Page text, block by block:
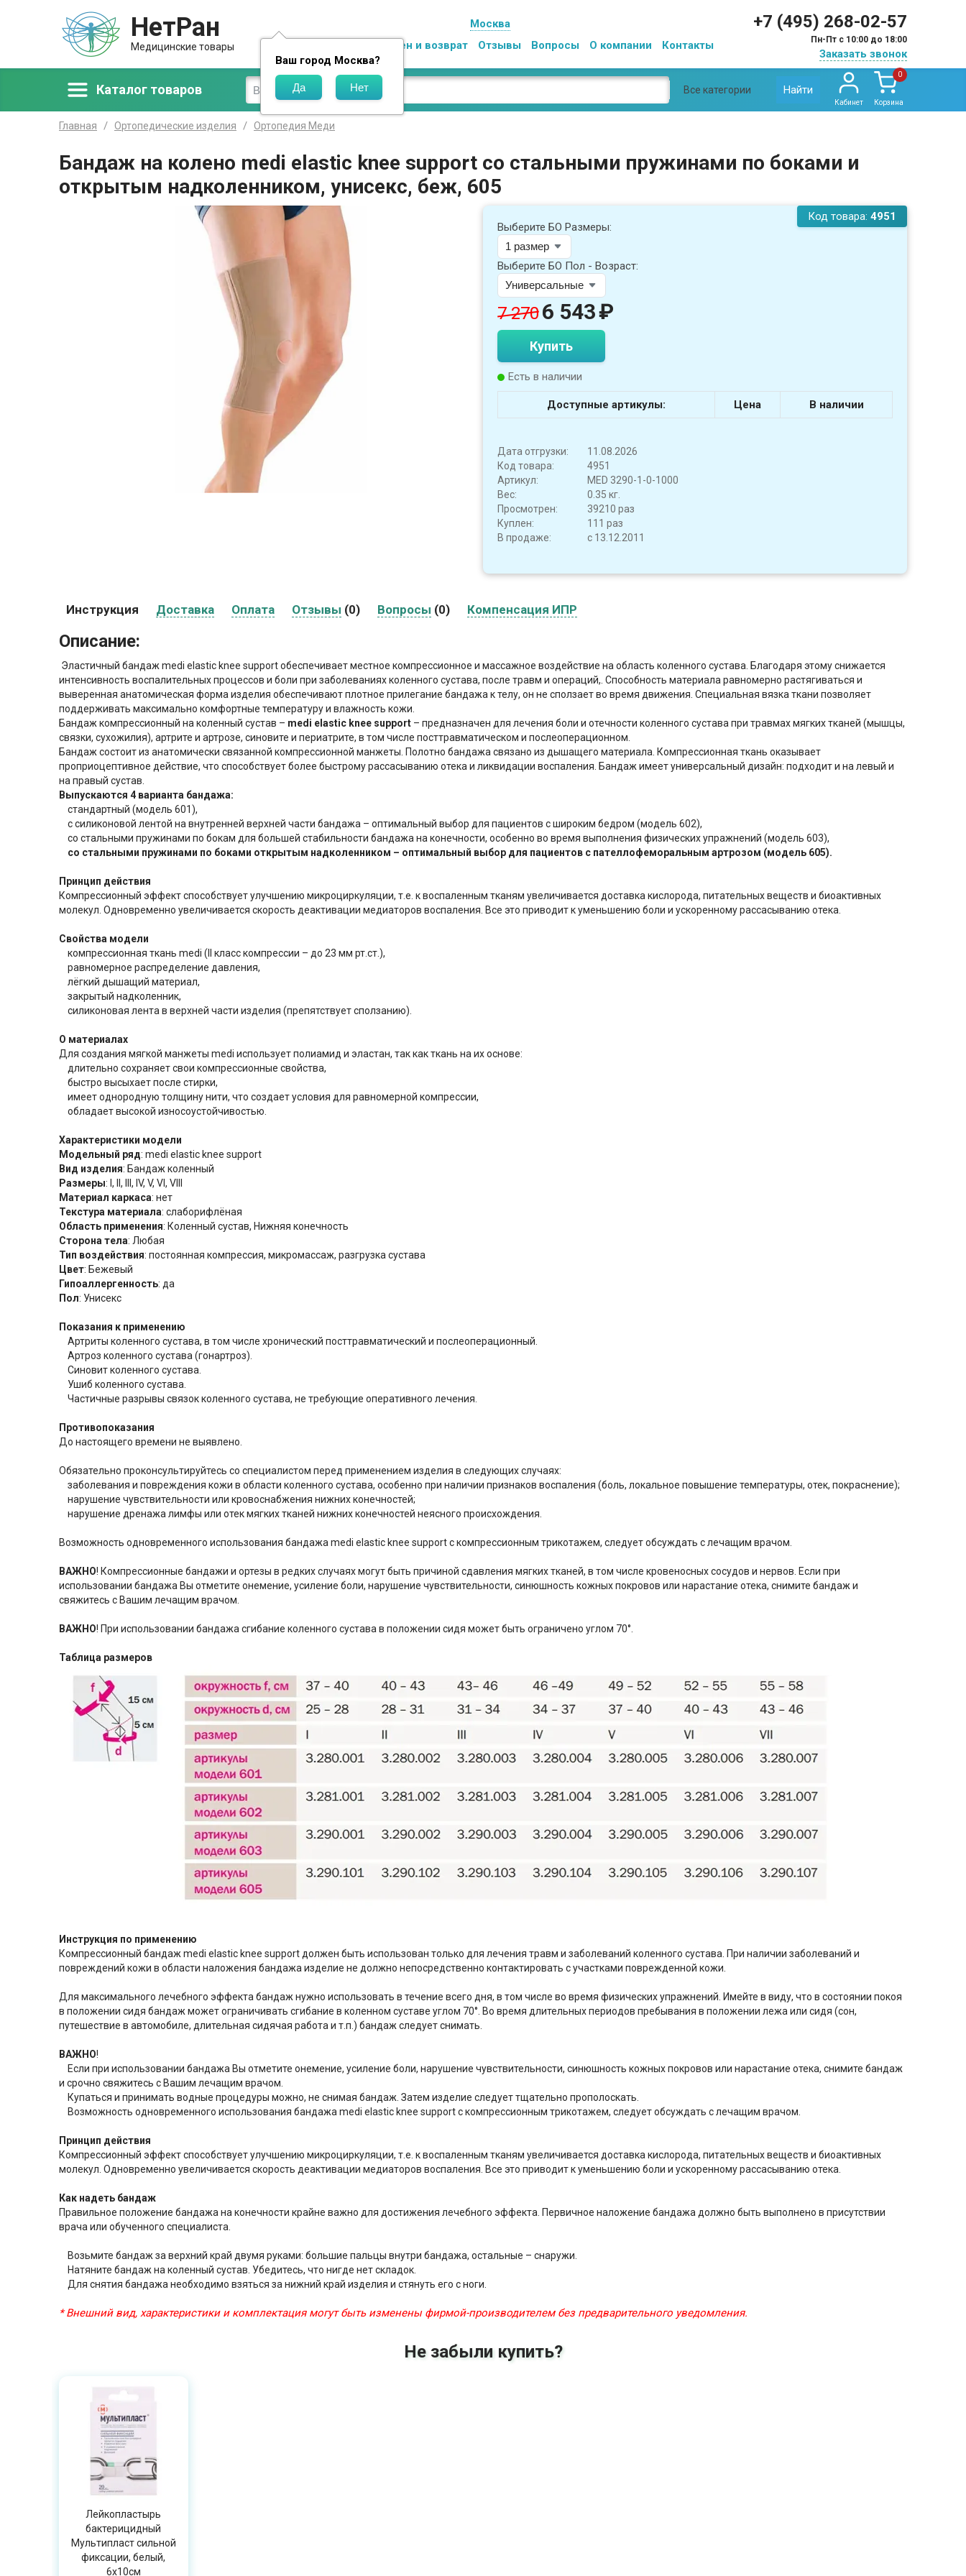
НетРан
Медицинские товары
Москва
Ваш город Москва?
Обмен и возврат Отзывы Вопросы О компании Контакты
+7 (495) 268-02-57
Пн-Пт с 10:00 до 18:00
Заказать звонок
Каталог товаров Все категории Найти
Кабинет
0
Корзина
Главная Ортопедические изделия Ортопедия Меди
Бандаж на колено medi elastic knee support со стальными пружинами по боками и
открытым надколенником, унисекс, беж, 605
Код товара: 4951
Выберите БО Размеры:
Выберите БО Пол - Возраст:
7 2706 543₽
Купить
Есть в наличии
Доступные артикулы: Цена В наличии
Дата отгрузки:
11.08.2026
Код товара:
4951
Артикул:
MED 3290-1-0-1000
Вес:
0.35 кг.
Просмотрен:
39210 раз
Куплен:
111 раз
В продаже:
с 13.12.2011
Инструкция Доставка Оплата Отзывы (0) Вопросы (0) Компенсация ИПР
Описание:
Эластичный бандаж medi elastic knee support обеспечивает местное компрессионное и массажное воздействие на область коленного сустава. Благодаря этому снижается
интенсивность воспалительных процессов и боли при заболеваниях коленного сустава, после травм и операций,. Способность материала равномерно растягиваться и
выверенная анатомическая форма изделия обеспечивают плотное прилегание бандажа к телу, он не сползает во время движения. Специальная вязка ткани позволяет
поддерживать максимально комфортные температуру и влажность кожи.
Бандаж компрессионный на коленный сустав – medi elastic knee support – предназначен для лечения боли и отечности коленного сустава при травмах мягких тканей (мышцы,
связки, сухожилия), артрите и артрозе, синовите и периатрите, в том числе посттравматическом и послеоперационном.
Бандаж состоит из анатомически связанной компрессионной манжеты. Полотно бандажа связано из дышащего материала. Компрессионная ткань оказывает
проприоцептивное действие, что способствует более быстрому рассасыванию отека и ликвидации воспаления. Бандаж имеет универсальный дизайн: подходит и на левый и
на правый сустав.
Выпускаются 4 варианта бандажа:
стандартный (модель 601),
с силиконовой лентой на внутренней верхней части бандажа – оптимальный выбор для пациентов с широким бедром (модель 602),
со стальными пружинами по бокам для большей стабильности бандажа на конечности, особенно во время выполнения физических упражнений (модель 603),
со стальными пружинами по боками открытым надколенником – оптимальный выбор для пациентов с пателлофеморальным артрозом (модель 605).
Принцип действия
Компрессионный эффект способствует улучшению микроциркуляции, т.е. к воспаленным тканям увеличивается доставка кислорода, питательных веществ и биоактивных
молекул. Одновременно увеличивается скорость деактивации медиаторов воспаления. Все это приводит к уменьшению боли и ускоренному рассасыванию отека.
Свойства модели
компрессионная ткань medi (II класс компрессии – до 23 мм рт.ст.),
равномерное распределение давления,
лёгкий дышащий материал,
закрытый надколенник,
силиконовая лента в верхней части изделия (препятствует сползанию).
О материалах
Для создания мягкой манжеты medi использует полиамид и эластан, так как ткань на их основе:
длительно сохраняет свои компрессионные свойства,
быстро высыхает после стирки,
имеет однородную толщину нити, что создает условия для равномерной компрессии,
обладает высокой износоустойчивостью.
Характеристики модели
Модельный ряд: medi elastic knee support
Вид изделия: Бандаж коленный
Размеры: I, II, III, IV, V, VI, VIII
Материал каркаса: нет
Текстура материала: слаборифлёная
Область применения: Коленный сустав, Нижняя конечность
Сторона тела: Любая
Тип воздействия: постоянная компрессия, микромассаж, разгрузка сустава
Цвет: Бежевый
Гипоаллергенность: да
Пол: Унисекс
Показания к применению
Артриты коленного сустава, в том числе хронический посттравматический и послеоперационный.
Артроз коленного сустава (гонартроз).
Синовит коленного сустава.
Ушиб коленного сустава.
Частичные разрывы связок коленного сустава, не требующие оперативного лечения.
Противопоказания
До настоящего времени не выявлено.
Обязательно проконсультируйтесь со специалистом перед применением изделия в следующих случаях:
заболевания и повреждения кожи в области коленного сустава, особенно при наличии признаков воспаления (боль, локальное повышение температуры, отек, покраснение);
нарушение чувствительности или кровоснабжения нижних конечностей;
нарушение дренажа лимфы или отек мягких тканей нижних конечностей неясного происхождения.
Возможность одновременного использования бандажа medi elastic knee support с компрессионным трикотажем, следует обсуждать с лечащим врачом.
ВАЖНО! Компрессионные бандажи и ортезы в редких случаях могут быть причиной сдавления мягких тканей, в том числе кровеносных сосудов и нервов. Если при
использовании бандажа Вы отметите онемение, усиление боли, нарушение чувствительности, синюшность кожных покровов или нарастание отека, снимите бандаж и
свяжитесь с Вашим лечащим врачом.
ВАЖНО! При использовании бандажа сгибание коленного сустава в положении сидя может быть ограничено углом 70°.
Таблица размеров
Инструкция по применению
Компрессионный бандаж medi elastic knee support должен быть использован только для лечения травм и заболеваний коленного сустава. При наличии заболеваний и
повреждений кожи в области наложения бандажа изделие не должно непосредственно контактировать с участками поврежденной кожи.
Для максимального лечебного эффекта бандаж нужно использовать в течение всего дня, в том числе во время физических упражнений. Имейте в виду, что в состоянии покоя
в положении сидя бандаж может ограничивать сгибание в коленном суставе углом 70°. Во время длительных периодов пребывания в положении лежа или сидя (сон,
путешествие в автомобиле, длительная сидячая работа и т.п.) бандаж следует снимать.
ВАЖНО!
Если при использовании бандажа Вы отметите онемение, усиление боли, нарушение чувствительности, синюшность кожных покровов или нарастание отека, снимите бандаж
и срочно свяжитесь с Вашим лечащим врачом.
Купаться и принимать водные процедуры можно, не снимая бандаж. Затем изделие следует тщательно прополоскать.
Возможность одновременного использования бандажа medi elastic knee support с компрессионным трикотажем, следует обсуждать с лечащим врачом.
Принцип действия
Компрессионный эффект способствует улучшению микроциркуляции, т.е. к воспаленным тканям увеличивается доставка кислорода, питательных веществ и биоактивных
молекул. Одновременно увеличивается скорость деактивации медиаторов воспаления. Все это приводит к уменьшению боли и ускоренному рассасыванию отека.
Как надеть бандаж
Правильное положение бандажа на конечности крайне важно для достижения лечебного эффекта. Первичное наложение бандажа должно быть выполнено в присутствии
врача или обученного специалиста.
Возьмите бандаж за верхний край двумя руками: большие пальцы внутри бандажа, остальные – снаружи.
Натяните бандаж на коленный сустав. Убедитесь, что нигде нет складок.
Для снятия бандажа необходимо взяться за нижний край изделия и стянуть его с ноги.
* Внешний вид, характеристики и комплектация могут быть изменены фирмой-производителем без предварительного уведомления.
Не забыли купить?
Лейкопластырь
бактерицидный
Мультипласт сильной
фиксации, белый,
6х10см